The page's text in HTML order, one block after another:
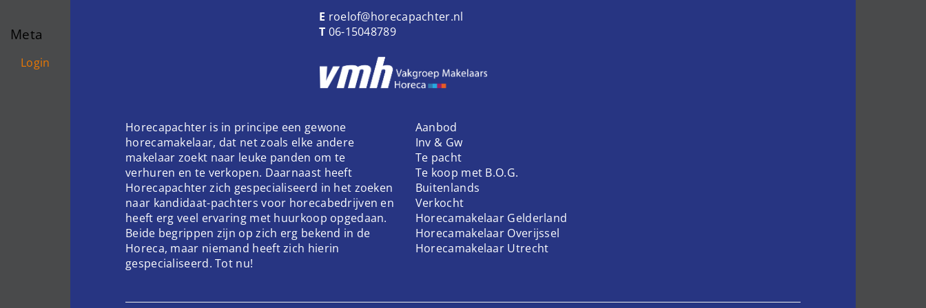
Meta
Login
E roelof@horecapachter.nl
T 06-15048789
Horecapachter is in principe een gewone
horecamakelaar, dat net zoals elke andere
makelaar zoekt naar leuke panden om te
verhuren en te verkopen. Daarnaast heeft
Horecapachter zich gespecialiseerd in het zoeken
naar kandidaat-pachters voor horecabedrijven en
heeft erg veel ervaring met huurkoop opgedaan.
Beide begrippen zijn op zich erg bekend in de
Horeca, maar niemand heeft zich hierin
gespecialiseerd. Tot nu!
Aanbod
Inv & Gw
Te pacht
Te koop met B.O.G.
Buitenlands
Verkocht
Horecamakelaar Gelderland
Horecamakelaar Overijssel
Horecamakelaar Utrecht